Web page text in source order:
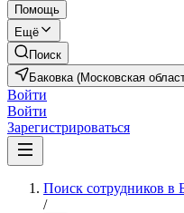
Помощь
Ещё
Поиск
Баковка (Московская
Войти
Войти
Зарегистрироваться
Поиск сотрудников в
/